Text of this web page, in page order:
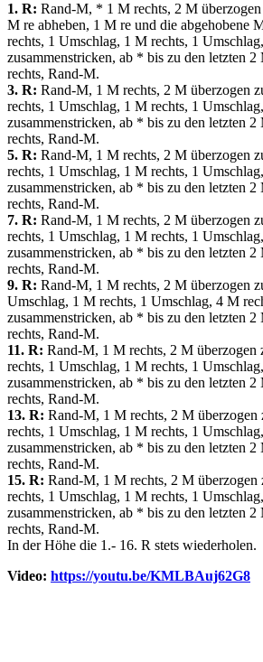
1. R: Rand-M, * 1 M rechts, 2 M
M re abheben, 1 M re und die abgehobene
rechts, 1 Umschlag, 1 M rechts, 1
zusammenstricken, ab * bis zu den letzten
rechts, Rand-M.
3. R: Rand-M, 1 M rechts, 2 M überzogen
rechts, 1 Umschlag, 1 M rechts, 1
zusammenstricken, ab * bis zu den letzten
rechts, Rand-M.
5. R: Rand-M, 1 M rechts, 2 M überzogen
rechts, 1 Umschlag, 1 M rechts, 1
zusammenstricken, ab * bis zu den letzten
rechts, Rand-M.
7. R: Rand-M, 1 M rechts, 2 M überzogen
rechts, 1 Umschlag, 1 M rechts, 1
zusammenstricken, ab * bis zu den letzten
rechts, Rand-M.
9. R: Rand-M, 1 M rechts, 2 M überzogen
Umschlag, 1 M rechts, 1 Umschlag, 4 M
zusammenstricken, ab * bis zu den letzten
rechts, Rand-M.
11. R: Rand-M, 1 M rechts, 2 M überzogen
rechts, 1 Umschlag, 1 M rechts, 1
zusammenstricken, ab * bis zu den letzten
rechts, Rand-M.
13. R: Rand-M, 1 M rechts, 2 M überzogen
rechts, 1 Umschlag, 1 M rechts, 1
zusammenstricken, ab * bis zu den letzten
rechts, Rand-M.
15. R: Rand-M, 1 M rechts, 2 M überzogen
rechts, 1 Umschlag, 1 M rechts, 1
zusammenstricken, ab * bis zu den letzten
rechts, Rand-M.
In der Höhe die 1.- 16. R stets wiederholen.
Video: https://youtu.be/KMLBAuj62G8